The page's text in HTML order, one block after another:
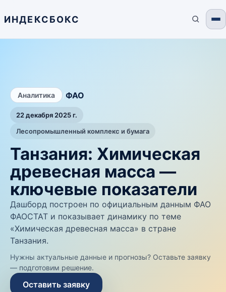
ИНДЕКСБОКС
Аналитика ФАО
22 декабря 2025 г.
Лесопромышленный комплекс и бумага
Танзания: Химическая
древесная масса —
ключевые показатели
Дашборд построен по официальным данным ФАО
ФАОСТАТ и показывает динамику по теме
«Химическая древесная масса» в стране
Танзания.
Нужны актуальные данные и прогнозы? Оставьте заявку
— подготовим решение.
Оставить заявку